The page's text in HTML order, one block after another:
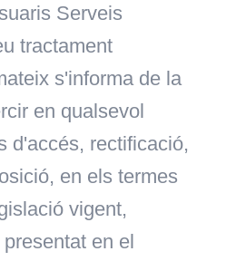
Serveis
tractament
s'informa de la
en qualsevol
d'accés, rectificació,
en els termes
vigent,
en el